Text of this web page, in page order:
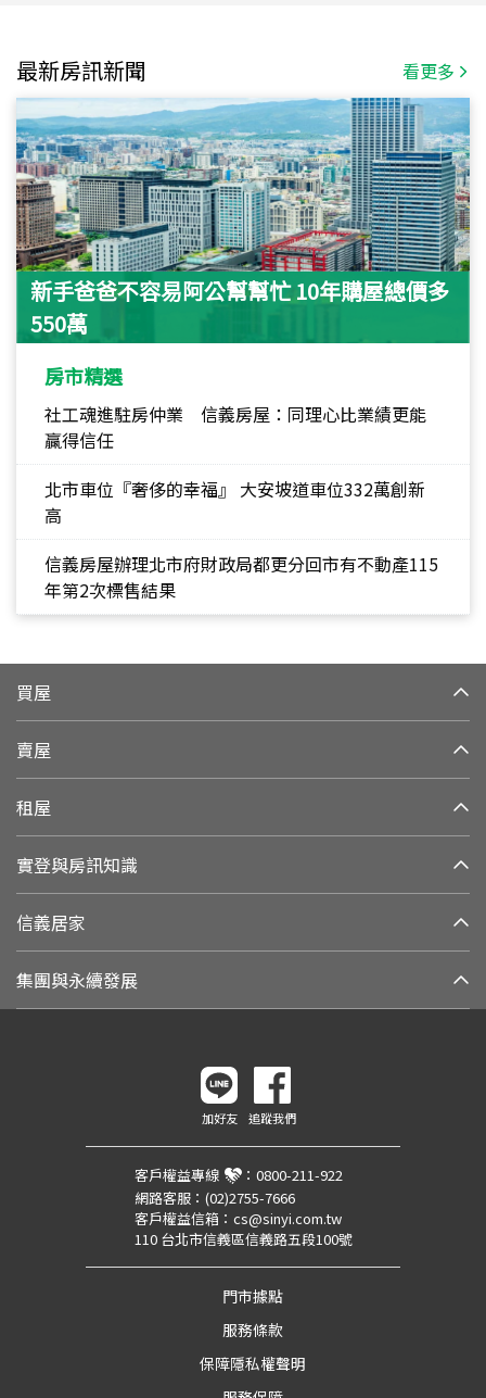
最新房訊新聞 看更多
新手爸爸不容易阿公幫幫忙 10年購屋總價多
550萬
房市精選
社工魂進駐房仲業 信義房屋：同理心比業績更能
贏得信任
北市車位『奢侈的幸福』 大安坡道車位332萬創新
高
信義房屋辦理北市府財政局都更分回市有不動產115
年第2次標售結果
買屋
賣屋
租屋
實登與房訊知識
信義居家
集團與永續發展
加好友 追蹤我們
客戶權益專線 ： 0800-211-922
網路客服： (02)2755-7666
客戶權益信箱： cs@sinyi.com.tw
110 台北市信義區信義路五段100號
門市據點
服務條款
保障隱私權聲明